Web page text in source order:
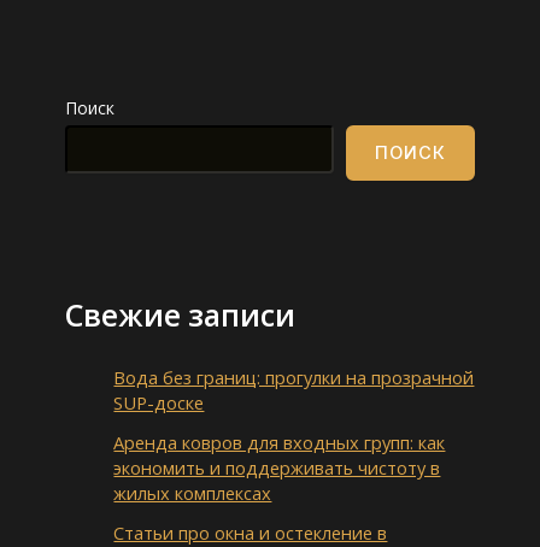
Поиск
ПОИСК
Свежие записи
Вода без границ: прогулки на прозрачной
SUP-доске
Аренда ковров для входных групп: как
экономить и поддерживать чистоту в
жилых комплексах
Статьи про окна и остекление в